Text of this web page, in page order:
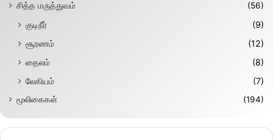
சித்த மருத்துவம்
(56)
குடிநீர்
(9)
சூரணம்
(12)
தைலம்
(8)
லேகியம்
(7)
மூலிகைகள் (194)